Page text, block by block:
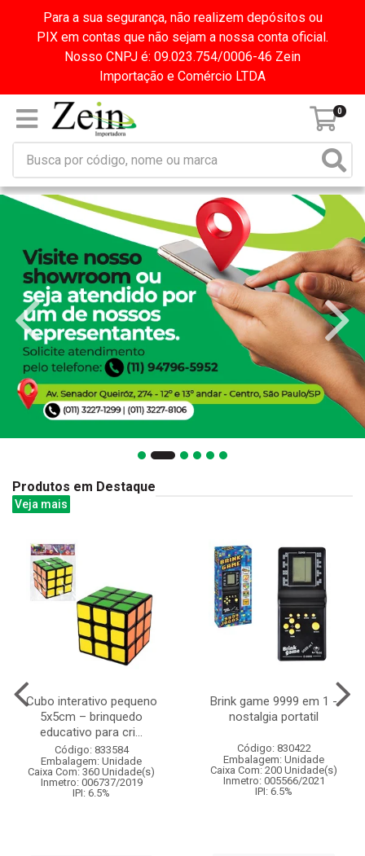
Para a sua segurança, não realizem depósitos ou
PIX em contas que não sejam a nossa conta oficial.
Nosso CNPJ é: 09.023.754/0006-46 Zein
Importação e Comércio LTDA
0
Produtos em Destaque
Veja mais
Cubo interativo pequeno
5x5cm – brinquedo
educativo para cri...
Código: 833584
Embalagem: Unidade
Caixa Com: 360 Unidade(s)
Inmetro: 006737/2019
IPI: 6.5%
Brink game 9999 em 1 -
nostalgia portatil
Código: 830422
Embalagem: Unidade
Caixa Com: 200 Unidade(s)
Inmetro: 005566/2021
IPI: 6.5%